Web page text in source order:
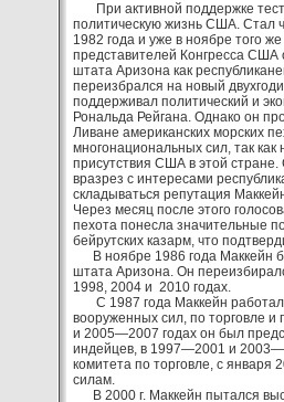
При активной поддержке
политическую жизнь США. Стал
1982 года и уже в ноябре того
представителей Конгресса США
штата Аризона как
переизбрался на новый
поддерживал политический и
Рональда Рейгана. Однако он
Ливане американских морских
многонациональных сил, так как
присутствия США в этой
вразрез с интересами
складываться репутация
Через месяц после этого
пехота понесла значительные
бейрутских казарм, что
В ноябре 1986 года Маккейн
штата Аризона. Он
1998, 2004 и 2010 годах.
С 1987 года Маккейн работал
вооруженных сил, по торговле
и 2005—2007 годах он был
индейцев, в 1997—2001 и
комитета по торговле, с
силам.
В 2000 г. Маккейн пытался